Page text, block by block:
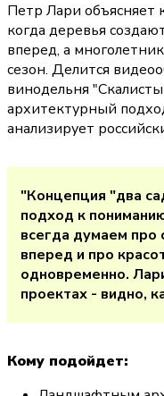
Петр Лари объясняет
когда деревья
вперед, а
сезон. Делится
винодельня
архитектурный
анализирует
"Концепция "два
подход к
всегда думаем про
вперед и про
одновременно.
проектах - видно,
Кому подойдет: